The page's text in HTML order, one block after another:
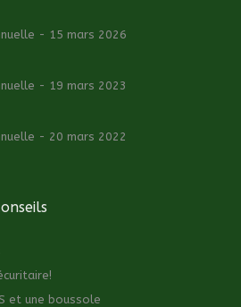
- 15 mars 2026
- 19 mars 2023
- 20 mars 2022
et une boussole